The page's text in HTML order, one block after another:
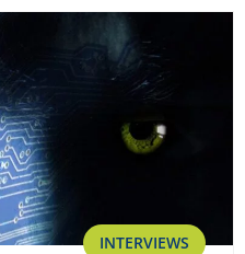
INTERVIEWS